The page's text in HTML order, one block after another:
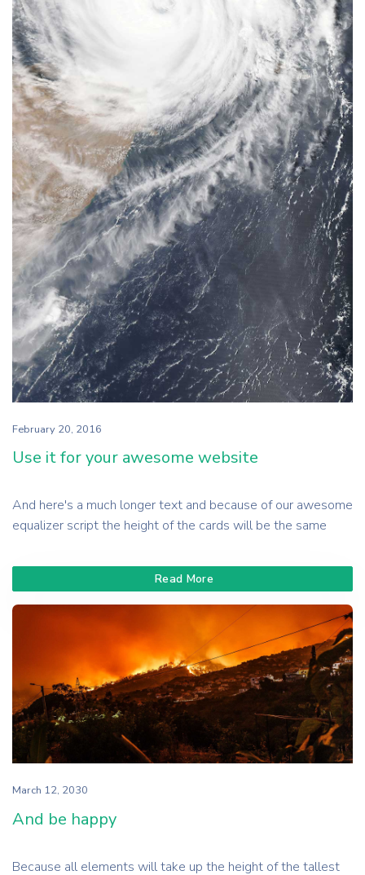
February 20, 2016
Use it for your awesome website
And here's a much longer text and because of our awesome
equalizer script the height of the cards will be the same
Read More
March 12, 2030
And be happy
Because all elements will take up the height of the tallest